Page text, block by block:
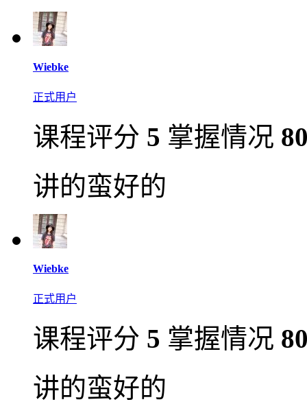
Wiebke
正式用户
课程评分 5 掌握情况
讲的蛮好的
Wiebke
正式用户
课程评分 5 掌握情况
讲的蛮好的